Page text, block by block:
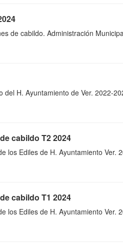
de cabildo. Administración
H. Ayuntamiento de Ver. 2022-
cabildo T2 2024
los Ediles de H. Ayuntamiento Ver.
cabildo T1 2024
los Ediles de H. Ayuntamiento Ver.